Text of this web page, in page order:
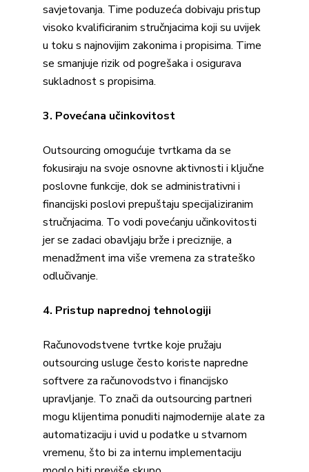
savjetovanja. Time poduzeća dobivaju pristup
visoko kvalificiranim stručnjacima koji su uvijek
u toku s najnovijim zakonima i propisima. Time
se smanjuje rizik od pogrešaka i osigurava
sukladnost s propisima.
3. Povećana učinkovitost
Outsourcing omogućuje tvrtkama da se
fokusiraju na svoje osnovne aktivnosti i ključne
poslovne funkcije, dok se administrativni i
financijski poslovi prepuštaju specijaliziranim
stručnjacima. To vodi povećanju učinkovitosti
jer se zadaci obavljaju brže i preciznije, a
menadžment ima više vremena za strateško
odlučivanje.
4. Pristup naprednoj tehnologiji
Računovodstvene tvrtke koje pružaju
outsourcing usluge često koriste napredne
softvere za računovodstvo i financijsko
upravljanje. To znači da outsourcing partneri
mogu klijentima ponuditi najmodernije alate za
automatizaciju i uvid u podatke u stvarnom
vremenu, što bi za internu implementaciju